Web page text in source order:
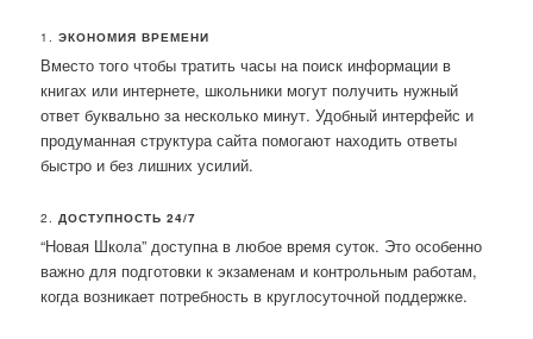
1.ЭКОНОМИЯ ВРЕМЕНИ
Вместо того чтобы тратить часы на поиск информации в
книгах или интернете, школьники могут получить нужный
ответ буквально за несколько минут. Удобный интерфейс и
продуманная структура сайта помогают находить ответы
быстро и без лишних усилий.
2.ДОСТУПНОСТЬ 24/7
“Новая Школа” доступна в любое время суток. Это особенно
важно для подготовки к экзаменам и контрольным работам,
когда возникает потребность в круглосуточной поддержке.